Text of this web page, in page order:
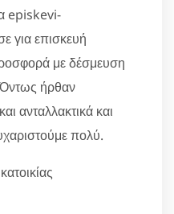
episkevi-
για επισκευή
με δέσμευση
ήρθαν
ανταλλακτικά και
πολύ.